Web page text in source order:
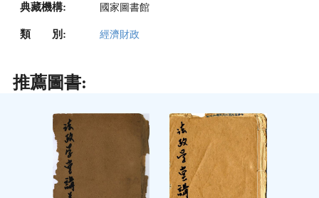
典藏機構: 國家圖書館
類 別: 經濟財政
推薦圖書: